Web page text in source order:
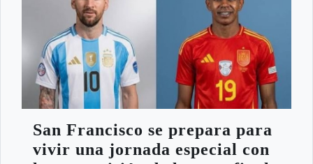
San Francisco se prepara para
vivir una jornada especial con